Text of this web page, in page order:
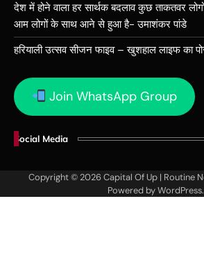
देश में होने वाला हर सार्थक बदलाव कुछ ताकतवर
आम लोगों के साथ आने से हुआ है- उमाशंकर पांडे
हरियाली उत्सव सीजन फाइव – खुशहाल लाइफ का
Join WhatsApp Group
Social Media
Copyright © 2026Capital Of Up | Routine
Powered byWordPress.